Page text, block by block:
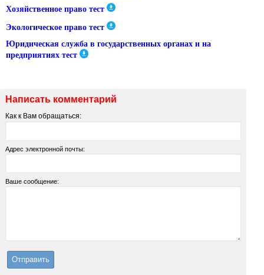
Хозяйственное право тест
Экологическое право тест
Юридическая служба в государственных органах и на
предприятиях тест
Написать комментарий
Как к Вам обращаться:
Адрес электронной почты:
Ваше сообщение: